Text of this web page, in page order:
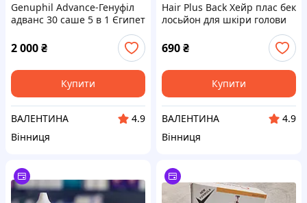
Genuphil Advance-Генуфіл
адванс 30 саше 5 в 1 Єгипет
2 000₴
Купити
ВАЛЕНТИНА
4.9
Вінниця
Hair Plus Back Хейр плас бек
лосьйон для шкіри голови
690₴
Купити
ВАЛЕНТИНА
4.9
Вінниця